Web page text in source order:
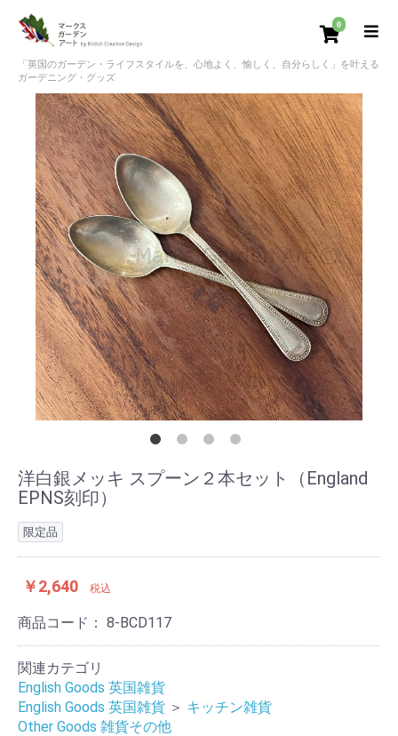
0
「英国のガーデン・ライフスタイルを、心地よく、愉しく、自分らしく」を叶える
ガーデニング・グッズ
洋白銀メッキ スプーン２本セット（England
EPNS刻印）
限定品
￥2,640 税込
商品コード： 8-BCD117
関連カテゴリ
English Goods 英国雑貨
English Goods 英国雑貨 ＞ キッチン雑貨
Other Goods 雑貨その他